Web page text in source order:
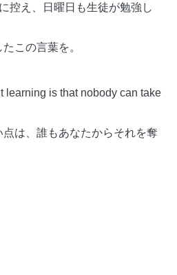
控え、日曜日も生徒が勉強し
この言葉を。
learning is that nobody can take
点は、誰もあなたからそれを奪